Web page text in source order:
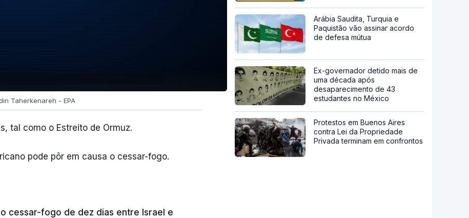
Taherkenareh - EPA
tal como o Estreito de Ormuz.
pode pôr em causa o cessar-fogo.
cessar-fogo de dez dias entre Israel e
Arábia Saudita, Turquia e
Paquistão vão assinar acordo
de defesa mútua
Ex-governador detido mais de
uma década após
desaparecimento de 43
estudantes no México
Protestos em Buenos Aires
contra Lei da Propriedade
Privada terminam em confrontos